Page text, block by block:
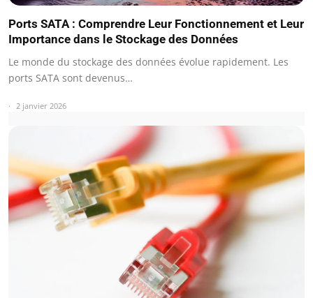
Ports SATA : Comprendre Leur Fonctionnement et Leur
Importance dans le Stockage des Données
Le monde du stockage des données évolue rapidement. Les
ports SATA sont devenus…
2 janvier 2026